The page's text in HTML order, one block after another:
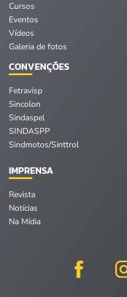
Cursos
Eventos
Vídeos
Galeria de fotos
CONVENÇÕES
Fetravisp
Sincolon
Sindaspel
SINDASPP
Sindmotos/Sinttrol
IMPRENSA
Revista
Notícias
Na Mídia